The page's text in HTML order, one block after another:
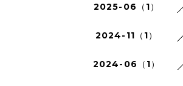
2025-06（1）
2024-11（1）
2024-06（1）